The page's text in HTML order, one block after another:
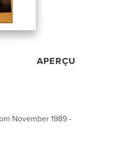
APERÇU
November 1989 -